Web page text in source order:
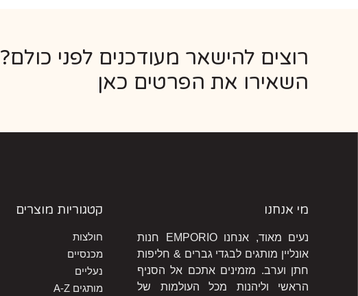
רוצים להישאר מעודכנים לפני כולם?
השאירו את הפרטים כאן
מי אנחנו
נעים מאוד, אנחנו EMPORIO חנות
אונליין מותגים לבגדי גברים & חליפות
חתן וערב. מזמינים אתכם אל הסניף
הראשי וליהנות מכל העולמות של
קטגוריות מוצרים
חולצות
מכנסיים
נעליים
מותגים A-Z